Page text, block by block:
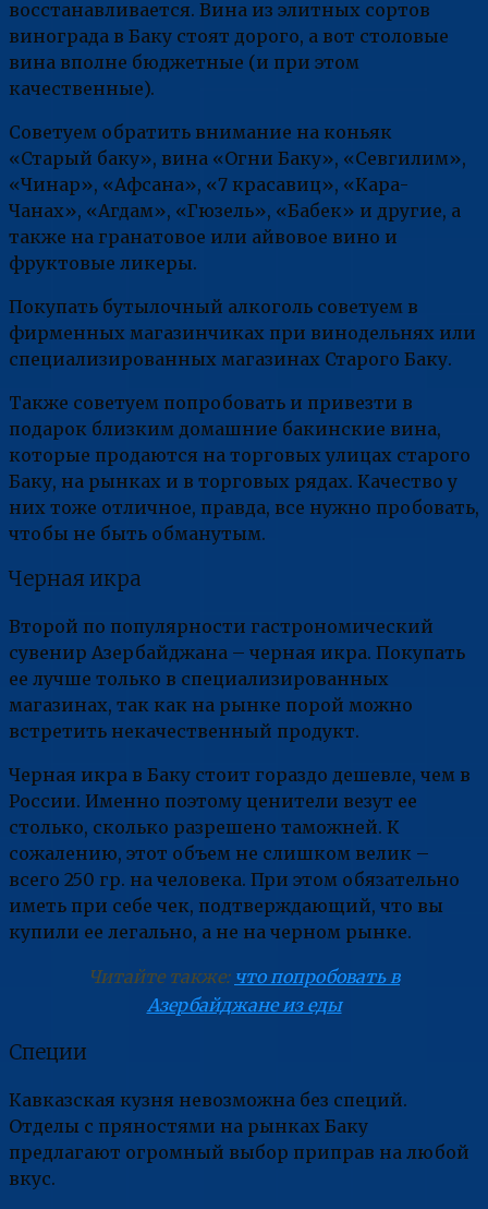
восстанавливается. Вина из элитных сортов
винограда в Баку стоят дорого, а вот столовые
вина вполне бюджетные (и при этом
качественные).
Советуем обратить внимание на коньяк
«Старый баку», вина «Огни Баку», «Севгилим»,
«Чинар», «Афсана», «7 красавиц», «Кара-
Чанах», «Агдам», «Гюзель», «Бабек» и другие, а
также на гранатовое или айвовое вино и
фруктовые ликеры.
Покупать бутылочный алкоголь советуем в
фирменных магазинчиках при винодельнях или
специализированных магазинах Старого Баку.
Также советуем попробовать и привезти в
подарок близким домашние бакинские вина,
которые продаются на торговых улицах старого
Баку, на рынках и в торговых рядах. Качество у
них тоже отличное, правда, все нужно пробовать,
чтобы не быть обманутым.
Черная икра
Второй по популярности гастрономический
сувенир Азербайджана – черная икра. Покупать
ее лучше только в специализированных
магазинах, так как на рынке порой можно
встретить некачественный продукт.
Черная икра в Баку стоит гораздо дешевле, чем в
России. Именно поэтому ценители везут ее
столько, сколько разрешено таможней. К
сожалению, этот объем не слишком велик –
всего 250 гр. на человека. При этом обязательно
иметь при себе чек, подтверждающий, что вы
купили ее легально, а не на черном рынке.
Читайте также: что попробовать в
Азербайджане из еды
Специи
Кавказская кузня невозможна без специй.
Отделы с пряностями на рынках Баку
предлагают огромный выбор приправ на любой
вкус.